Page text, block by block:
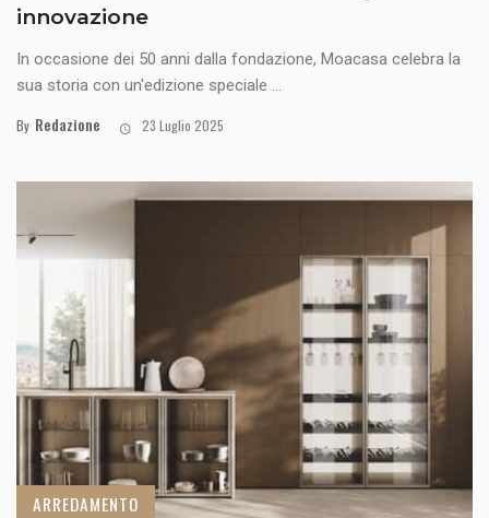
innovazione
In occasione dei 50 anni dalla fondazione, Moacasa celebra la
sua storia con un'edizione speciale ...
By Redazione 23 Luglio 2025
ARREDAMENTO